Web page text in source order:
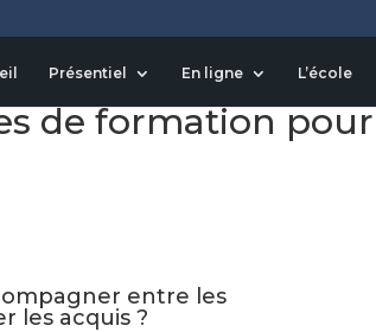
Présentiel En ligne L’école
à
de formation pour
entre les
les acquis ?